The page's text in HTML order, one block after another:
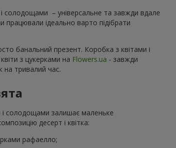
солодощами – універсальне та завжди вдале
працювали ідеально варто підібрати
банальний презент. Коробка з квітами і
з цукерками на Flowers.ua - завжди
на тривалий час.
і солодощами залишає маленьке
десерт і квітка:
рафаелло;